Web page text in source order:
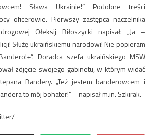
Sława Ukrainie!” Podobne treści
oficerowie. Pierwszy zastępca naczelnika
Ołeksij Biłoszycki napisał: „Ja –
Służę ukraińskiemu narodowi! Nie popieram
Doradca szefa ukraińskiego MSW
zdjęcie swojego gabinetu, w którym widać
Bandery. „Też jestem banderowcem i
to mój bohater!” – napisał m.in. Szkirak.